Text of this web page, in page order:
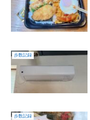
歩数記録
歩数記録